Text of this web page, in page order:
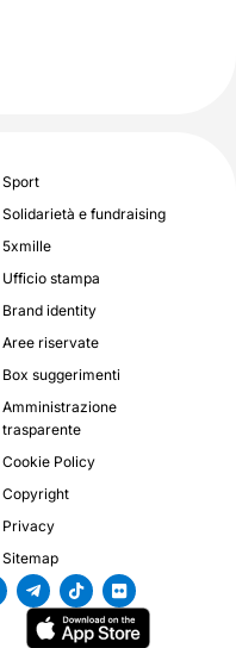
Sport
Solidarietà e fundraising
5xmille
Ufficio stampa
Brand identity
Aree riservate
Box suggerimenti
Amministrazione
trasparente
Cookie Policy
Copyright
Privacy
Sitemap